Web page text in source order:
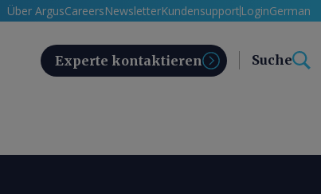
Über ArgusCareersNewsletterKundensupport LoginGerman
Experte kontaktieren Suche